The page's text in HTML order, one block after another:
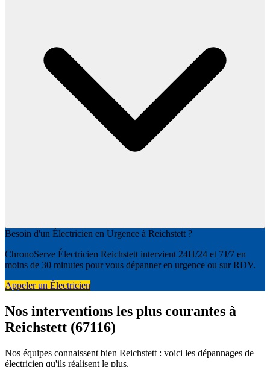
Besoin d'un Électricien en Urgence à Reichstett ?
ChronoServe Électricien Reichstett intervient 24H/24 et 7J/7 en
moins de 30 minutes pour vous dépanner en urgence ou sur RDV.
Appeler un Électricien
Nos interventions les plus courantes à
Reichstett (67116)
Nos équipes connaissent bien Reichstett : voici les dépannages de
électricien qu'ils réalisent le plus.